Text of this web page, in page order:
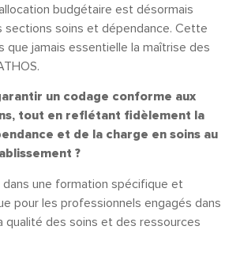
budgétaire est désormais
sections soins et dépendance. Cette
que jamais essentielle la maîtrise des
un codage conforme aux
tout en reflétant fidèlement la
et de la charge en soins au
?
une formation spécifique et
pour les professionnels engagés dans
qualité des soins et des ressources